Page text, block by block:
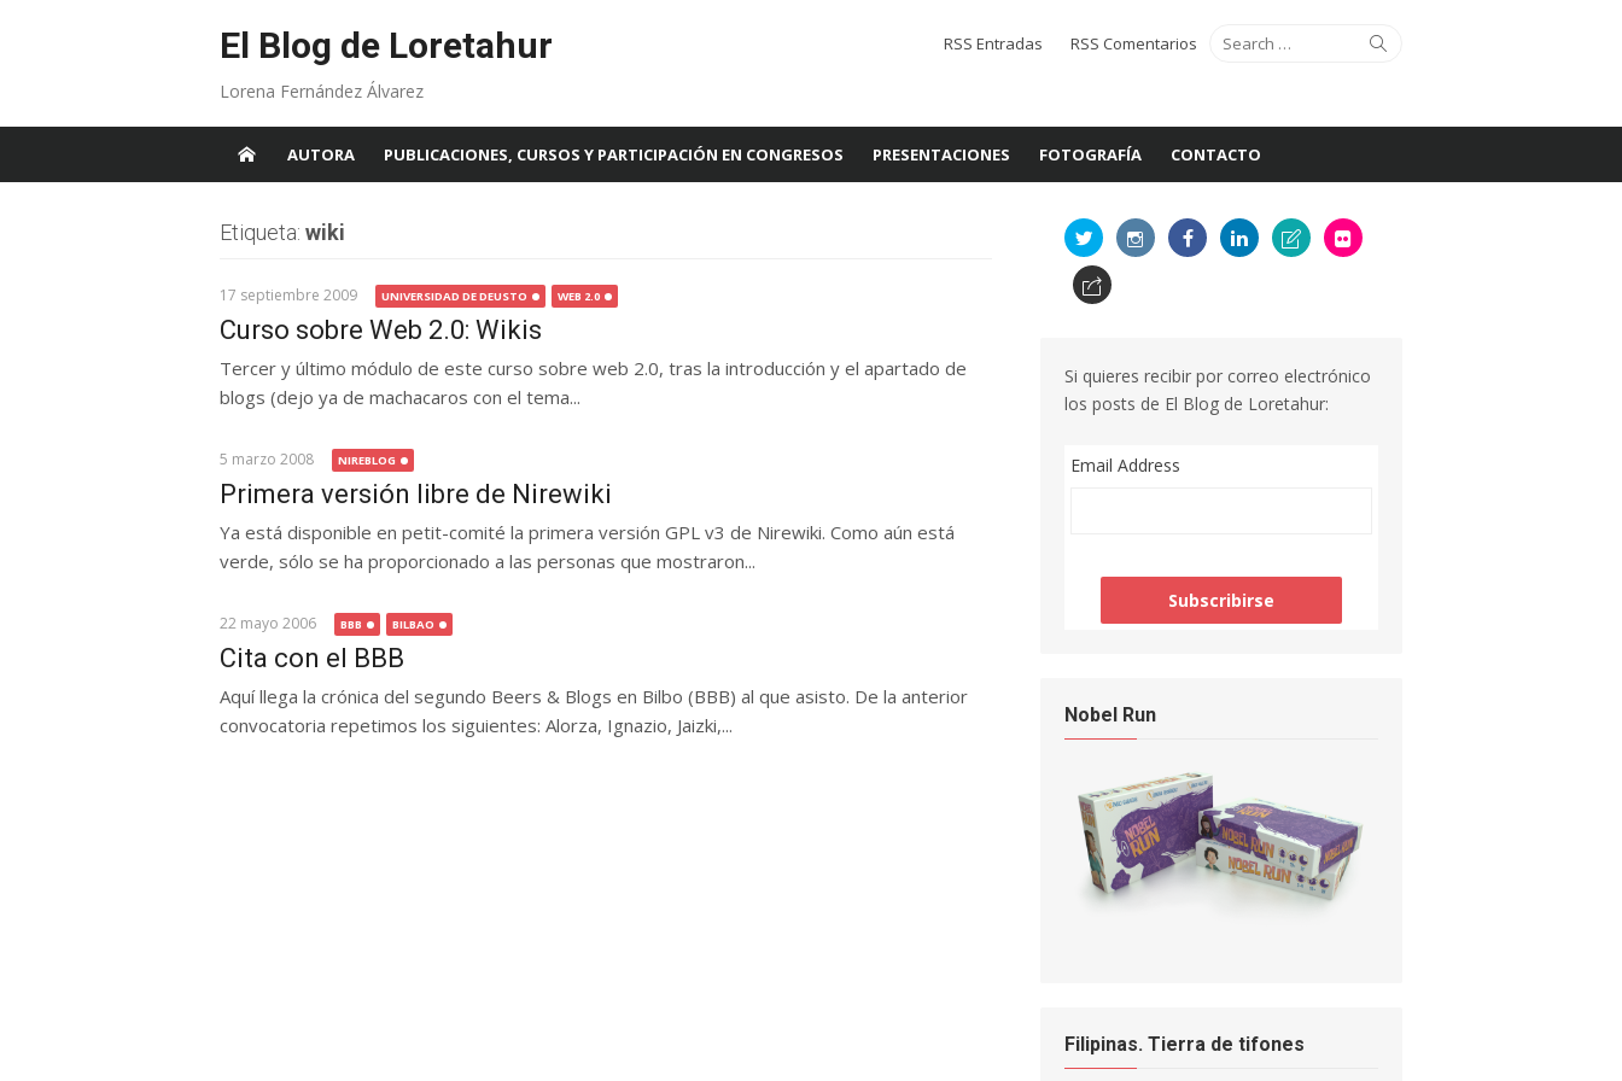
El Blog de Loretahur
Lorena Fernández Álvarez
Search
for:
RSS Entradas RSS Comentarios
AUTORA PUBLICACIONES, CURSOS Y PARTICIPACIÓN EN CONGRESOS PRESENTACIONES FOTOGRAFÍA CONTACTO
Etiqueta: wiki
17 septiembre 2009 UNIVERSIDAD DE DEUSTO WEB 2.0
Curso sobre Web 2.0: Wikis
Tercer y último módulo de este curso sobre web 2.0, tras la introducción y el apartado de
blogs (dejo ya de machacaros con el tema...
5 marzo 2008 NIREBLOG
Primera versión libre de Nirewiki
Ya está disponible en petit-comité la primera versión GPL v3 de Nirewiki. Como aún está
verde, sólo se ha proporcionado a las personas que mostraron...
22 mayo 2006 BBB BILBAO
Cita con el BBB
Aquí llega la crónica del segundo Beers & Blogs en Bilbo (BBB) al que asisto. De la anterior
convocatoria repetimos los siguientes: Alorza, Ignazio, Jaizki,...
Si quieres recibir por correo electrónico
los posts de El Blog de Loretahur:
Email Address
Nobel Run
Filipinas. Tierra de tifones